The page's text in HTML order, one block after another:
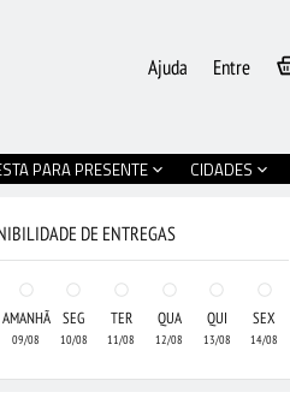
Entre
Ajuda
PARA PRESENTE CIDADES
DE ENTREGAS
AMANHÃ
09/08
SEG
10/08
TER
11/08
QUA
12/08
QUI
13/08
SEX
14/08